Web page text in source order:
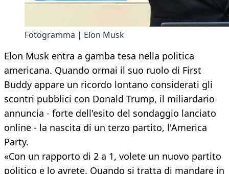
Fotogramma | Elon Musk
Elon Musk entra a gamba tesa nella politica
americana. Quando ormai il suo ruolo di First
Buddy appare un ricordo lontano considerati gli
scontri pubblici con Donald Trump, il miliardario
annuncia - forte dell'esito del sondaggio lanciato
online - la nascita di un terzo partito, l'America
Party.
«Con un rapporto di 2 a 1, volete un nuovo partito
politico e lo avrete. Quando si tratta di mandare in